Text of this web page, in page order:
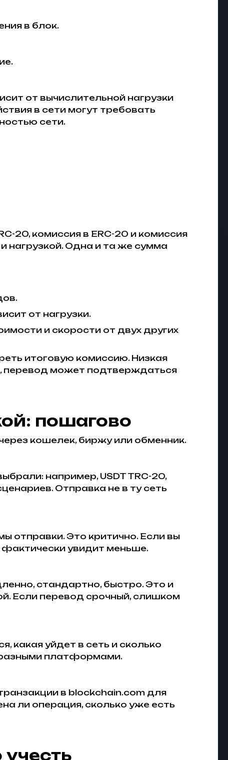
в блок.
от вычислительной нагрузки
в сети могут требовать
сети.
20, комиссия в ERC-20 и комиссия
нагрузкой. Одна и та же сумма
от нагрузки.
и скорости от двух других
итоговую комиссию. Низкая
перевод может подтверждаться
пошагово
кошелек, биржу или обменник.
например, USDT TRC-20,
Отправка не в ту сеть
отправки. Это критично. Если вы
фактически увидит меньше.
стандартно, быстро. Это и
Если перевод срочный, слишком
уйдет в сеть и сколько
платформами.
в blockchain.com для
ли операция, сколько уже есть